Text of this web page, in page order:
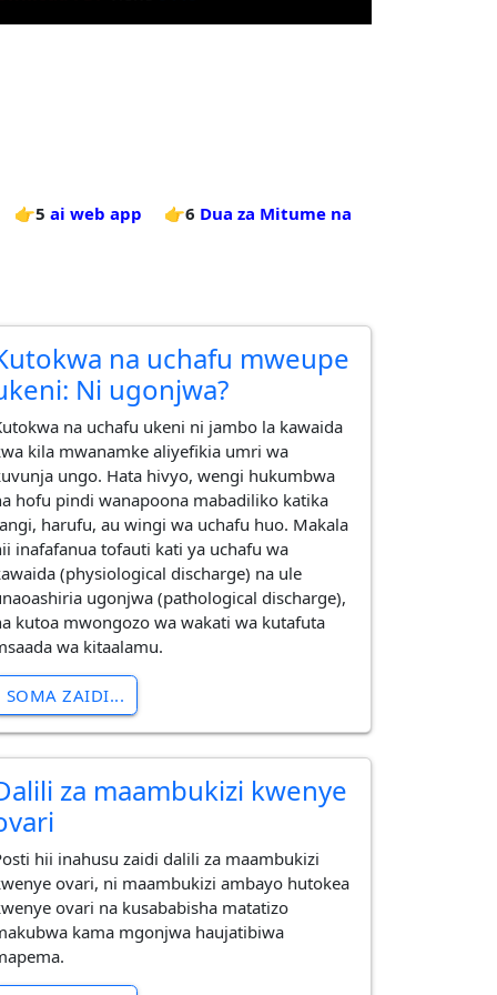
👉5 ai web app 👉6 Dua za Mitume na
na uchafu mweupe
Ni ugonjwa?
na uchafu ukeni ni jambo la kawaida
kila mwanamke aliyefikia umri wa
ungo. Hata hivyo, wengi hukumbwa
hofu pindi wanapoona mabadiliko katika
harufu, au wingi wa uchafu huo. Makala
inafafanua tofauti kati ya uchafu wa
(physiological discharge) na ule
ugonjwa (pathological discharge),
kutoa mwongozo wa wakati wa kutafuta
wa kitaalamu.
SOMA ZAIDI...
za maambukizi kwenye
hii inahusu zaidi dalili za maambukizi
ovari, ni maambukizi ambayo hutokea
ovari na kusababisha matatizo
kama mgonjwa haujatibiwa